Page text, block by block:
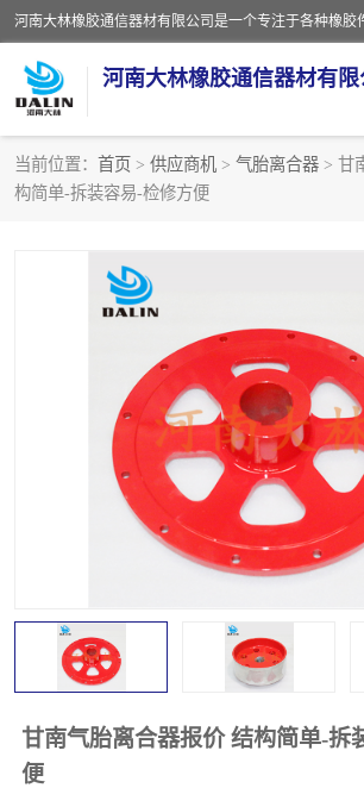
河南大林橡胶通信器材有限
当前位置： 首页 > 供应商机 > 气胎离合器 > 甘
构简单-拆装容易-检修方便
甘南气胎离合器报价 结构简单-拆
便
推盘离合器
VC离合器
PO隔膜离合器
泥浆泵空气包胶囊 气动元
DY隔膜式离合器 CB离合
实芯轮胎
联轴器